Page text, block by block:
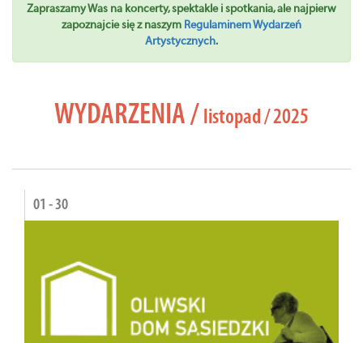
Zapraszamy Was na koncerty, spektakle i spotkania, ale najpierw
zapoznajcie się z naszym Regulaminem Wydarzeń
Artystycznych.
WYDARZENIA / listopad / 2025
01 - 30